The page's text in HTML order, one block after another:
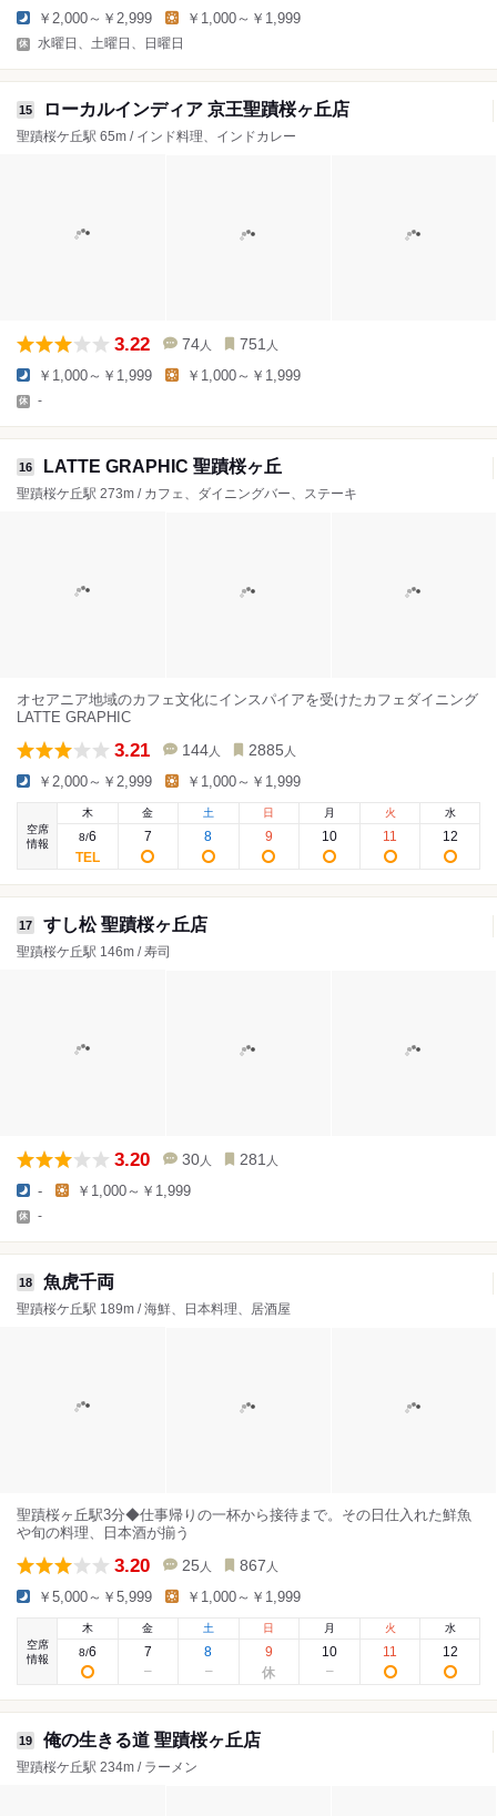
￥2,000～￥2,999 ￥1,000～￥1,999
水曜日、土曜日、日曜日
15 ローカルインディア 京王聖蹟桜ヶ丘店
聖蹟桜ケ丘駅 65m / インド料理、インドカレー
3.22 74 人 751 人
￥1,000～￥1,999 ￥1,000～￥1,999
-
16 LATTE GRAPHIC 聖蹟桜ヶ丘
聖蹟桜ケ丘駅 273m / カフェ、ダイニングバー、ステーキ
オセアニア地域のカフェ文化にインスパイアを受けたカフェダイニング
LATTE GRAPHIC
3.21 144 人 2885 人
￥2,000～￥2,999 ￥1,000～￥1,999
空席
情報
木
8/6
金
7
土
8
日
9
月
10
火
11
水
12
17 すし松 聖蹟桜ヶ丘店
聖蹟桜ケ丘駅 146m / 寿司
3.20 30 人 281 人
- ￥1,000～￥1,999
-
18 魚虎千両
聖蹟桜ケ丘駅 189m / 海鮮、日本料理、居酒屋
聖蹟桜ヶ丘駅3分◆仕事帰りの一杯から接待まで。その日仕入れた鮮魚
や旬の料理、日本酒が揃う
3.20 25 人 867 人
￥5,000～￥5,999 ￥1,000～￥1,999
空席
情報
木
8/6
金
7
土
8
日
9
月
10
火
11
水
12
19 俺の生きる道 聖蹟桜ヶ丘店
聖蹟桜ケ丘駅 234m / ラーメン